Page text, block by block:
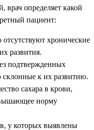
врач определяет какой
пациент:
отсутствуют хронические
развития.
подтвержденных
склонные к их развитию.
сахара в крови,
норму
у которых выявлены